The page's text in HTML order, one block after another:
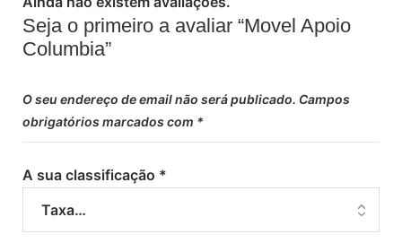
Seja o primeiro a avaliar “Movel Apoio
Columbia”
O seu endereço de email não será publicado. Campos
obrigatórios marcados com *
A sua classificação *